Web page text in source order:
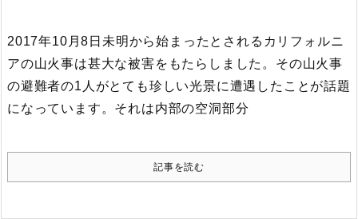
2017年10月8日未明から始まったとされるカリフォルニ
アの山火事は甚大な被害をもたらしました。 その山火事
の避難者の1人がとても珍しい光景に遭遇したことが話題
になっています。 それは内部の空洞部分
記事を読む